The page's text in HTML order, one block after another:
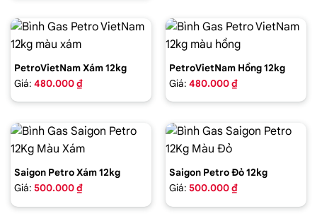
PetroVietNam Xám 12kg
Giá: 480.000 ₫
PetroVietNam Hồng 12kg
Giá: 480.000 ₫
Saigon Petro Xám 12kg
Giá: 500.000 ₫
Saigon Petro Đỏ 12kg
Giá: 500.000 ₫